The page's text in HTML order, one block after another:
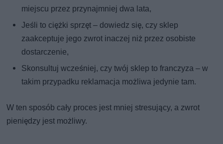
miejscu przez przynajmniej dwa lata,
Jeśli to ciężki sprzęt – dowiedz się, czy sklep
zaakceptuje jego zwrot inaczej niż przez osobiste
dostarczenie,
Skonsultuj wcześniej, czy twój sklep to franczyza – w
takim przypadku reklamacja możliwa jedynie tam.
W ten sposób cały proces jest mniej stresujący, a zwrot
pieniędzy jest możliwy.